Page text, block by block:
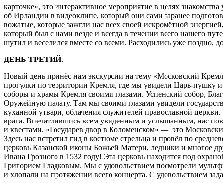
карточке», это интерактивное мероприятие в целях
об Ирландии в видеоклипе, который они сами заранее
вожатые, которые зажгли нас всех своей искромётной
который был с нами везде и всегда в течении всего нашего
шутил и веселился вместе со всеми. Расходились уже поздно,
ДЕНЬ ТРЕТИЙ.
Новый день принёс нам экскурсии на тему «Московский
прогулки по территории Кремля, где мы увидели Царь-пушку
соборы и храмы Кремля своими глазами. Успенский собор,
Оружейную палату. Там мы своими глазами увидели
куханной утвари, облачения служителей православной
врага. Впечатлившись всем увиденным и услышанным, нас
и квестами. «Государев двор в Коломенском» — это
Здесь нас встретил гид в костюме стрельца и провёл по
церковь Казанской иконы Божьей Матери, ледники и многое
Ивана Грозного в 1532 году! Эта церковь находится под
Григорием Гладковым. Мы с удовольствием посмотрели
и хлопали на протяжении всего концерта. С удовольствием